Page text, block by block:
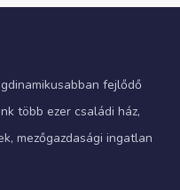
fejlődő
több ezer családi ház,
mezőgazdasági ingatlan